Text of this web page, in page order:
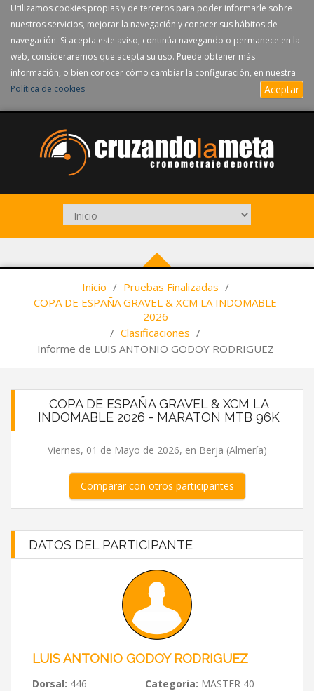
Utilizamos cookies propias y de terceros para poder informarle sobre
nuestros servicios, mejorar la navegación y conocer sus hábitos de
navegación. Si acepta este aviso, continúa navegando o permanece en la
web, consideraremos que acepta su uso. Puede obtener más
información, o bien conocer cómo cambiar la configuración, en nuestra
Política de cookies. Aceptar
Inicio / Pruebas Finalizadas /
COPA DE ESPAÑA GRAVEL & XCM LA INDOMABLE
2026
/ Clasificaciones /
Informe de LUIS ANTONIO GODOY RODRIGUEZ
COPA DE ESPAÑA GRAVEL & XCM LA
INDOMABLE 2026 - MARATON MTB 96K
Viernes, 01 de Mayo de 2026, en Berja (Almería)
Comparar con otros participantes
DATOS DEL PARTICIPANTE
LUIS ANTONIO GODOY RODRIGUEZ
Dorsal: 446 Categoria: MASTER 40